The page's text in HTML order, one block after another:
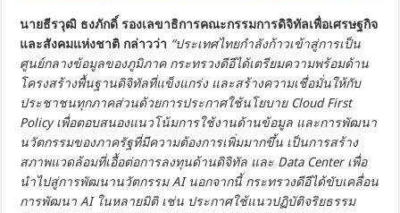
นายธีรวุฒิ ธงภักดิ์ รองเลขาธิการคณะกรรมการดิจิทัลเพื่อเศรษฐกิจ
และสังคมแห่งชาติ กล่าวว่า “ประเทศไทยกำลังก้าวเข้าสู่การเป็น
ศูนย์กลางข้อมูลของภูมิภาค กระทรวงดีอีได้เตรียมความพร้อมด้าน
โครงสร้างพื้นฐานดิจิทัลที่แข็งแกร่ง และสร้างความเชื่อมั่นให้กับ
ประชาชนทุกภาคส่วนด้วยการประกาศใช้นโยบาย Cloud First
Policy เพื่อตอบสนองแนวโน้มการใช้งานด้านข้อมูล และการพัฒนา
นวัตกรรมของภาครัฐที่มีความต้องการเพิ่มมากขึ้น เป็นการสร้าง
สภาพแวดล้อมที่เอื้อต่อการลงทุนด้านดิจิทัล และ Data Center เพื่อ
นำไปสู่การพัฒนานวัตกรรม AI นอกจากนี้ กระทรวงดีอีได้ขับเคลื่อน
การพัฒนา AI ในหลายมิติ เช่น ประกาศใช้แนวปฏิบัติจริยธรรม